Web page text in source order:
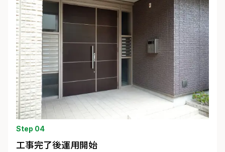
Step 04
工事完了後運用開始